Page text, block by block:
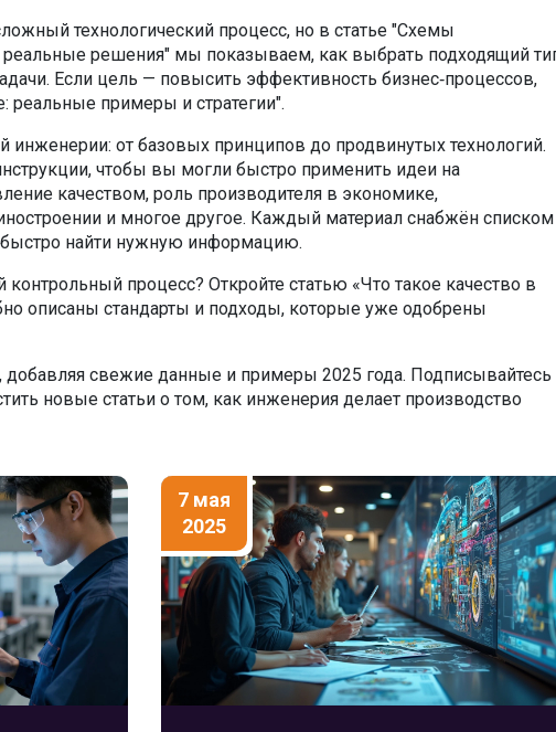
технологический процесс, но в статье "Схемы
решения" мы показываем, как выбрать подходящий
Если цель — повысить эффективность бизнес‑процессов,
реальные примеры и стратегии".
от базовых принципов до продвинутых технологий.
чтобы вы могли быстро применить идеи на
качеством, роль производителя в экономике,
и многое другое. Каждый материал снабжён списком
найти нужную информацию.
процесс? Откройте статью «Что такое качество в
описаны стандарты и подходы, которые уже одобрены
свежие данные и примеры 2025 года. Подписывайтесь
новые статьи о том, как инженерия делает производство
7 мая
2025